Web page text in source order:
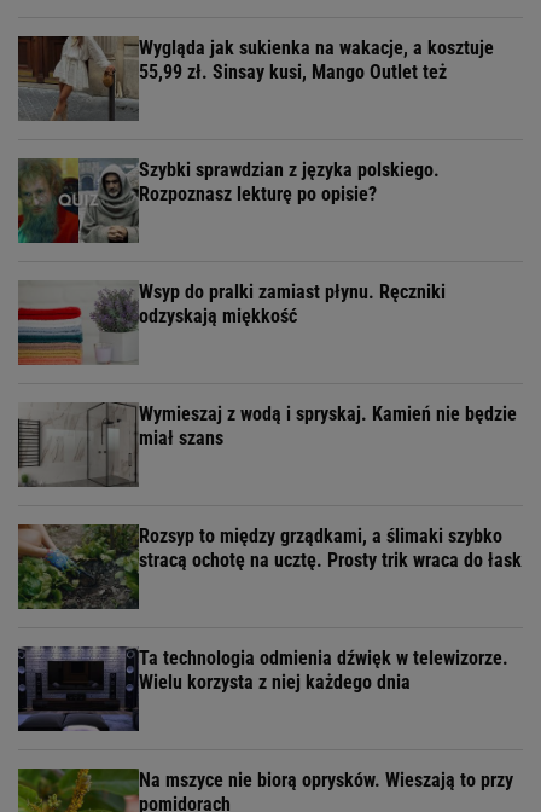
Wygląda jak sukienka na wakacje, a kosztuje
55,99 zł. Sinsay kusi, Mango Outlet też
Szybki sprawdzian z języka polskiego.
Rozpoznasz lekturę po opisie?
Wsyp do pralki zamiast płynu. Ręczniki
odzyskają miękkość
Wymieszaj z wodą i spryskaj. Kamień nie będzie
miał szans
Rozsyp to między grządkami, a ślimaki szybko
stracą ochotę na ucztę. Prosty trik wraca do łask
Ta technologia odmienia dźwięk w telewizorze.
Wielu korzysta z niej każdego dnia
Na mszyce nie biorą oprysków. Wieszają to przy
pomidorach